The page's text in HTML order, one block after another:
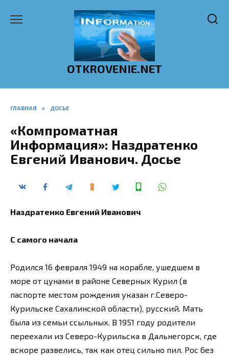
OTKROVENIE.NET
ГЛАВНАЯ » ДОСЬЕ
«Компроматная
Информация»: Наздратенко
Евгений Иванович. Досье
Наздратенко Евгений Иванович
С самого начала
Родился 16 февраля 1949 на корабле, ушедшем в
море от цунами в районе Северных Курил (в
паспорте местом рождения указан г.Северо-
Курильске Сахалинской области), русский. Мать
была из семьи ссыльных. В 1951 году родители
переехали из Северо-Курильска в Дальнегорск, где
вскоре развелись, так как отец сильно пил. Рос без